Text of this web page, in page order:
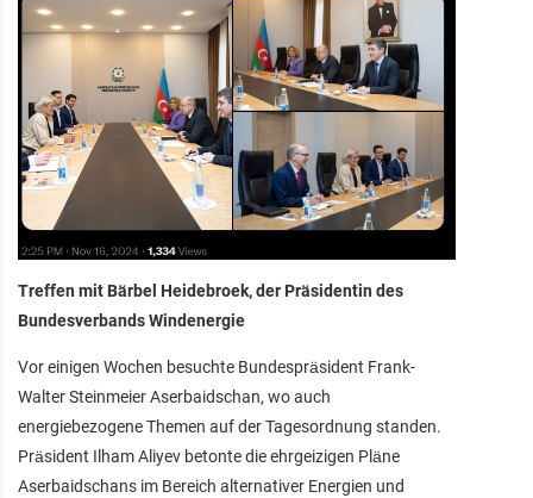
Treffen mit Bärbel Heidebroek, der Präsidentin des
Bundesverbands Windenergie
Vor einigen Wochen besuchte Bundespräsident Frank-
Walter Steinmeier Aserbaidschan, wo auch
energiebezogene Themen auf der Tagesordnung standen.
Präsident Ilham Aliyev betonte die ehrgeizigen Pläne
Aserbaidschans im Bereich alternativer Energien und